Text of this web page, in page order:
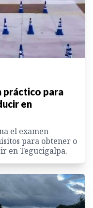
práctico para
en
el examen
para obtener o
en Tegucigalpa.